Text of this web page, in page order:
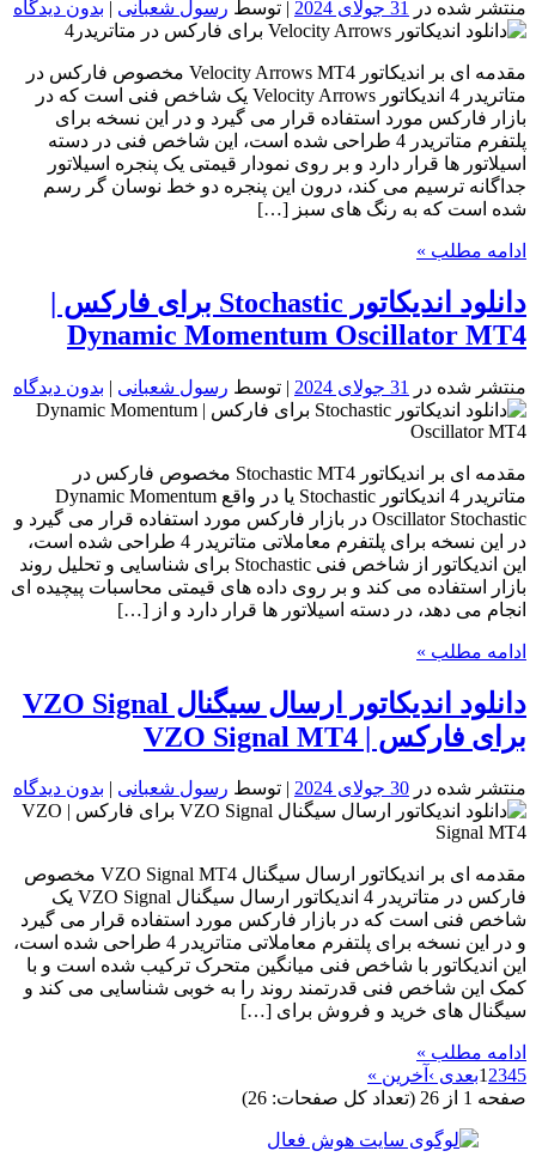
منتشر شده در 31 جولای 2024 | توسط رسول شعبانی | بدون دیدگاه
مقدمه ای بر اندیکاتور Velocity Arrows MT4 مخصوص فارکس در
متاتریدر 4 اندیکاتور Velocity Arrows یک شاخص فنی است که در
بازار فارکس مورد استفاده قرار می گیرد و در این نسخه برای
پلتفرم متاتریدر 4 طراحی شده است، این شاخص فنی در دسته
اسیلاتور ها قرار دارد و بر روی نمودار قیمتی یک پنجره اسیلاتور
جداگانه ترسیم می کند، درون این پنجره دو خط نوسان گر رسم
شده است که به رنگ های سبز […]
ادامه مطلب »
دانلود اندیکاتور Stochastic برای فارکس |
Dynamic Momentum Oscillator MT4
منتشر شده در 31 جولای 2024 | توسط رسول شعبانی | بدون دیدگاه
مقدمه ای بر اندیکاتور Stochastic MT4 مخصوص فارکس در
متاتریدر 4 اندیکاتور Stochastic یا در واقع Dynamic Momentum
Oscillator Stochastic در بازار فارکس مورد استفاده قرار می گیرد و
در این نسخه برای پلتفرم معاملاتی متاتریدر 4 طراحی شده است،
این اندیکاتور از شاخص فنی Stochastic برای شناسایی و تحلیل روند
بازار استفاده می کند و بر روی داده های قیمتی محاسبات پیچیده ای
انجام می دهد، در دسته اسیلاتور ها قرار دارد و از […]
ادامه مطلب »
دانلود اندیکاتور ارسال سیگنال VZO Signal
برای فارکس | VZO Signal MT4
منتشر شده در 30 جولای 2024 | توسط رسول شعبانی | بدون دیدگاه
مقدمه ای بر اندیکاتور ارسال سیگنال VZO Signal MT4 مخصوص
فارکس در متاتریدر 4 اندیکاتور ارسال سیگنال VZO Signal یک
شاخص فنی است که در بازار فارکس مورد استفاده قرار می گیرد
و در این نسخه برای پلتفرم معاملاتی متاتریدر 4 طراحی شده است،
این اندیکاتور با شاخص فنی میانگین متحرک ترکیب شده است و با
کمک این شاخص فنی قدرتمند روند را به خوبی شناسایی می کند و
سیگنال های خرید و فروش برای […]
ادامه مطلب »
12345 بعدی › آخرین »
صفحه 1 از 26 (تعداد کل صفحات: 26)